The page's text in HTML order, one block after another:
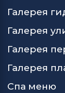
Галерея
Галерея
Галерея
Галерея
Спа меню